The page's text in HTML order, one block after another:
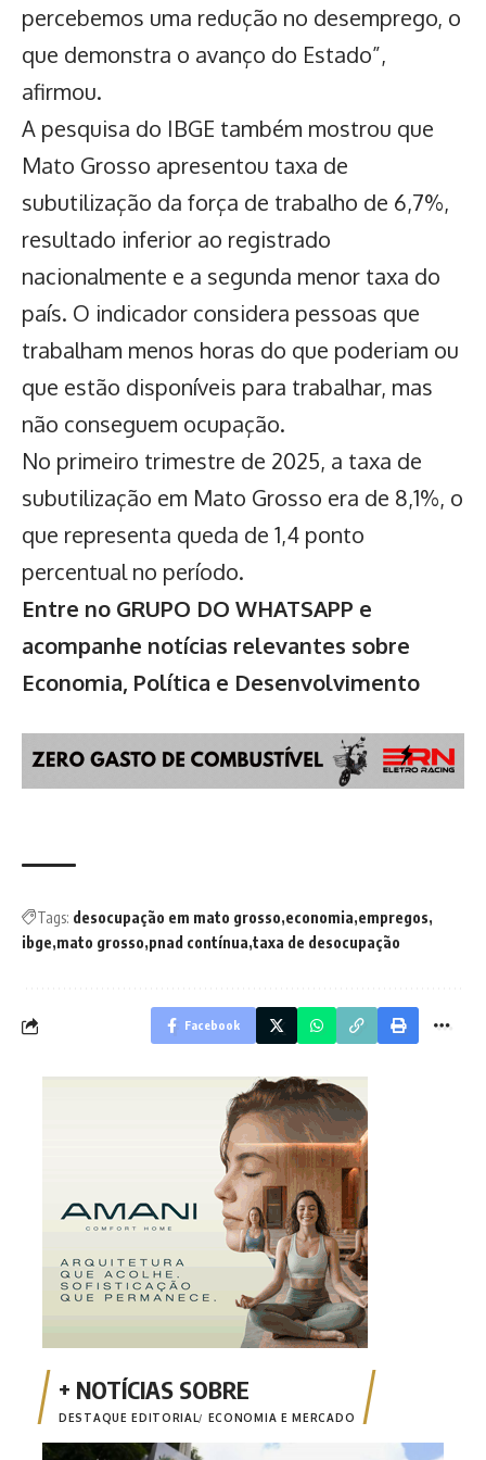
percebemos uma redução no desemprego, o
que demonstra o avanço do Estado”,
afirmou.
A pesquisa do IBGE também mostrou que
Mato Grosso apresentou taxa de
subutilização da força de trabalho de 6,7%,
resultado inferior ao registrado
nacionalmente e a segunda menor taxa do
país. O indicador considera pessoas que
trabalham menos horas do que poderiam ou
que estão disponíveis para trabalhar, mas
não conseguem ocupação.
No primeiro trimestre de 2025, a taxa de
subutilização em Mato Grosso era de 8,1%, o
que representa queda de 1,4 ponto
percentual no período.
Entre no GRUPO DO WHATSAPP e
acompanhe notícias relevantes sobre
Economia, Política e Desenvolvimento
Tags: desocupação em mato grosso economia empregos
ibge mato grosso pnad contínua taxa de desocupação
Facebook
DESTAQUE EDITORIAL ECONOMIA E MERCADO